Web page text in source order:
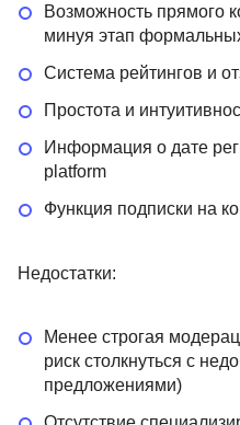
Возможность прямого
минуя этап
Система рейтингов и
Простота и
Информация о дате
platform
Функция подписки на
Недостатки:
Менее строгая
риск столкнуться с
предложениями)